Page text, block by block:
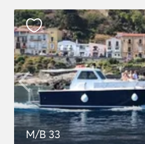
M/B 33